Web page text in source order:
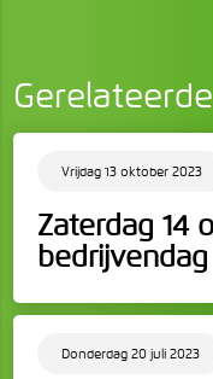
Vrijdag 13 oktober 2023
Zaterdag 14
bedrijvendag
Donderdag 20 juli 2023